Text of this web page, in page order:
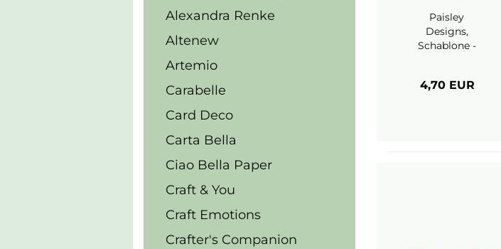
Paisley
Designs,
Schablone -
4,70 EUR
Alexandra Renke
Altenew
Artemio
Carabelle
Card Deco
Carta Bella
Ciao Bella Paper
Craft & You
Craft Emotions
Crafter's Companion